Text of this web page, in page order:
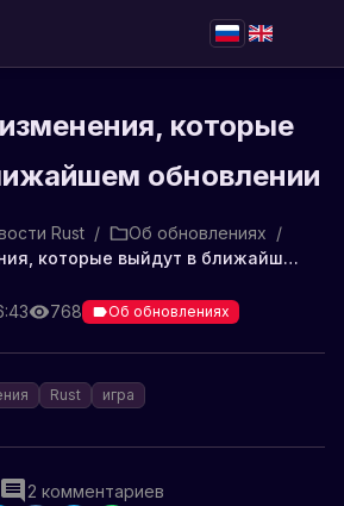
которые
обновлении
Rust / Об обновлениях /
Некоторые изменения, которые выйдут в ближайшем обновлении
768 Об обновлениях
Rust игра
2 комментариев